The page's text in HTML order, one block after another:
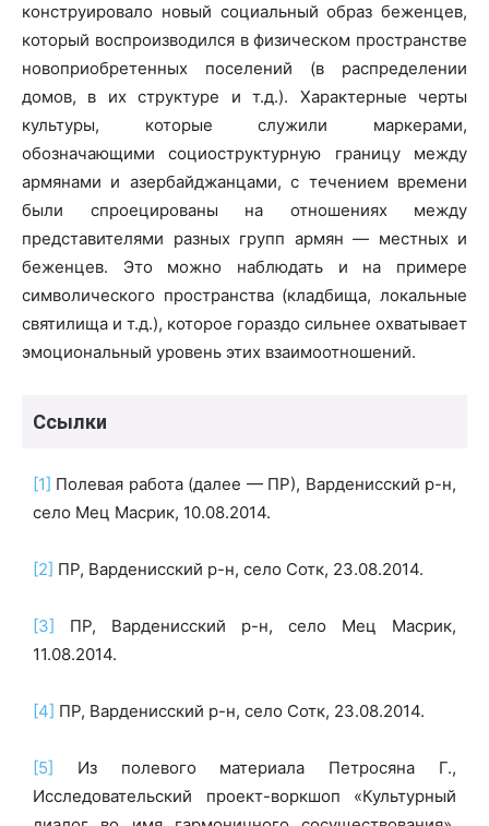
конструировало новый социальный образ беженцев,
который воспроизводился в физическом пространстве
новоприобретенных поселений (в распределении
домов, в их структуре и т.д.). Характерные черты
культуры, которые служили маркерами,
обозначающими социоструктурную границу между
армянами и азербайджанцами, с течением времени
были спроецированы на отношениях между
представителями разных групп армян — местных и
беженцев. Это можно наблюдать и на примере
символического пространства (кладбища, локальные
святилища и т.д.), которое гораздо сильнее охватывает
эмоциональный уровень этих взаимоотношений.
Ссылки
[1] Полевая работа (далее — ПР), Варденисский р-н,
село Мец Масрик, 10.08.2014.
[2] ПР, Варденисский р-н, село Сотк, 23.08.2014.
[3]
ПР, Варденисский р-н, село Мец Масрик,
11.08.2014.
[4] ПР, Варденисский р-н, село Сотк, 23.08.2014.
[5]
Из полевого материала Петросяна Г.,
Исследовательский проект-воркшоп «Культурный